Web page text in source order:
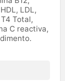
LDL,
Total,
C reactiva,